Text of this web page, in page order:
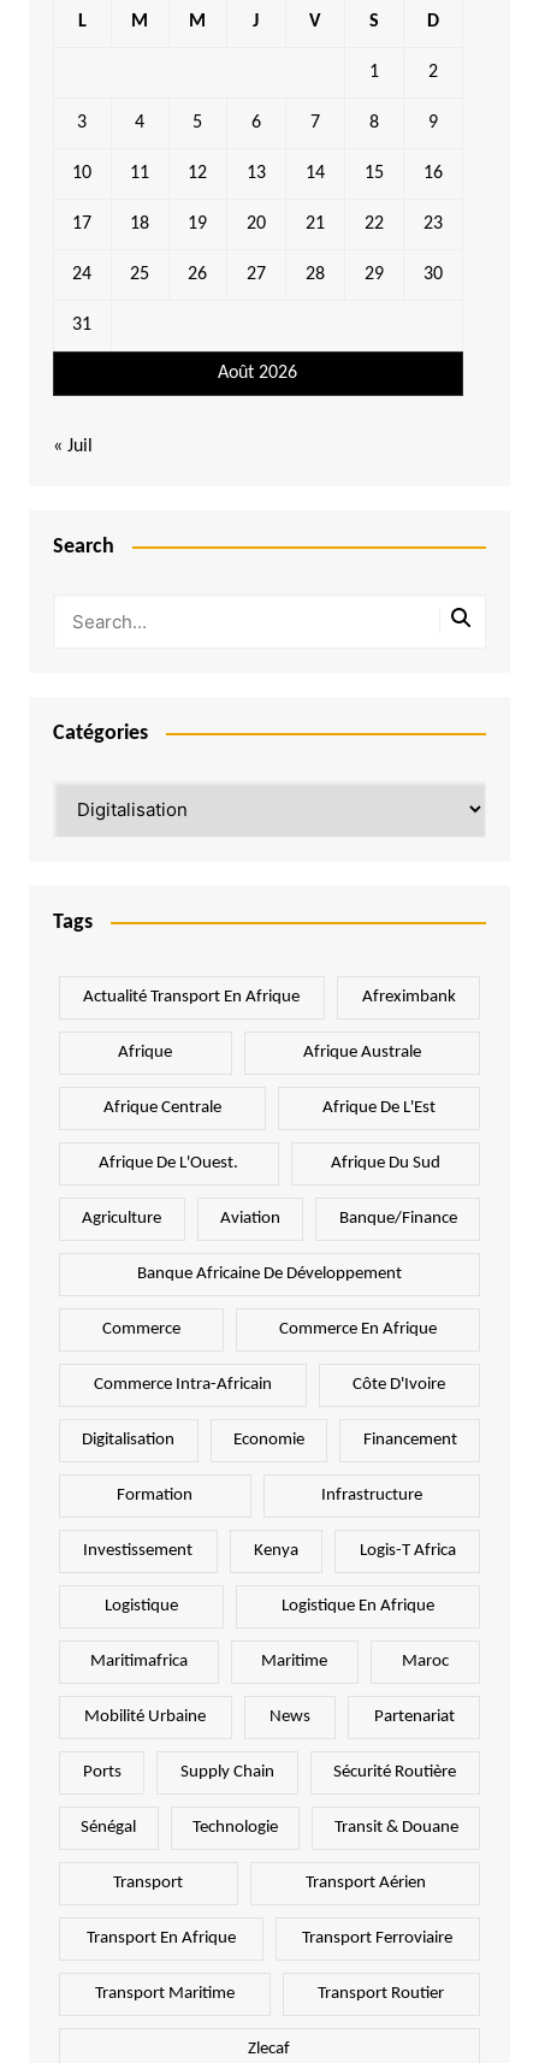
Août 2026
L M M J V S D
1 2
3 4 5 6 7 8 9
10 11 12 13 14 15 16
17 18 19 20 21 22 23
24 25 26 27 28 29 30
31
« Juil
Search
Catégories
Tags
Actualité Transport En Afrique Afreximbank
Afrique Afrique Australe
Afrique Centrale Afrique De L'Est
Afrique De L'Ouest. Afrique Du Sud
Agriculture Aviation Banque/Finance
Banque Africaine De Développement
Commerce Commerce En Afrique
Commerce Intra-Africain Côte D'Ivoire
Digitalisation Economie Financement
Formation Infrastructure
Investissement Kenya Logis-T Africa
Logistique Logistique En Afrique
Maritimafrica Maritime Maroc
Mobilité Urbaine News Partenariat
Ports Supply Chain Sécurité Routière
Sénégal Technologie Transit & Douane
Transport Transport Aérien
Transport En Afrique Transport Ferroviaire
Transport Maritime Transport Routier
Zlecaf